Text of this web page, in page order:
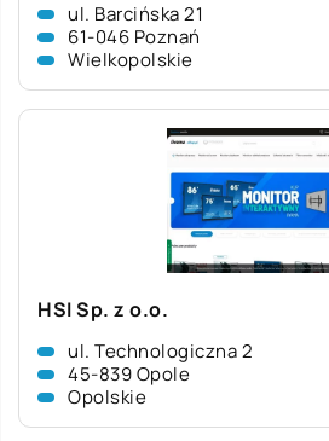
ul. Barcińska 21
61-046 Poznań
Wielkopolskie
HSI Sp. z o.o.
ul. Technologiczna 2
45-839 Opole
Opolskie